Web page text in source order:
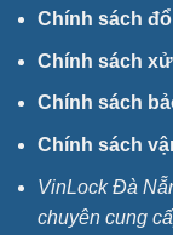
Chính sách
Chính sách
Chính sách
Chính sách
VinLock Đà
chuyên cung